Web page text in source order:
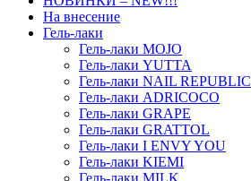
На внесение
Гель-лаки
Гель-лаки MOJO
Гель-лаки YUTTA
Гель-лаки NAIL REPUBLIC
Гель-лаки ADRICOCO
Гель-лаки GRAPE
Гель-лаки GRATTOL
Гель-лаки I ENVY YOU
Гель-лаки KIEMI
Гель-лаки MILK